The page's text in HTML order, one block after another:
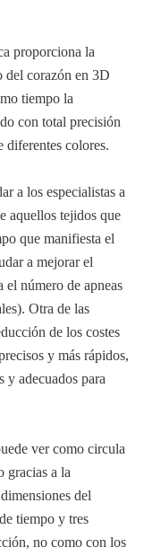
proporciona la
del corazón en 3D
tiempo la
con total precisión
diferentes colores.
a los especialistas a
aquellos tejidos que
que manifiesta el
a mejorar el
el número de apneas
Otra de las
de los costes
y más rápidos,
y adecuados para
ver como circula
gracias a la
del
tiempo y tres
no como con los